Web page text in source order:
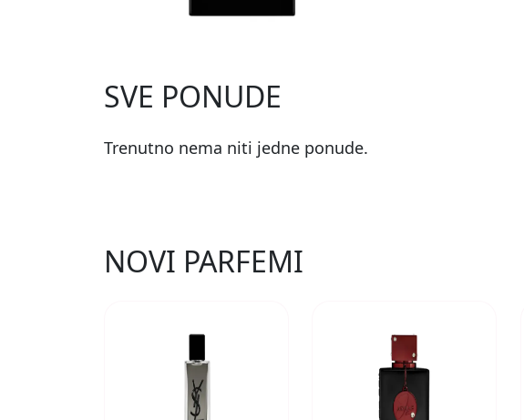
SVE PONUDE
Trenutno nema niti jedne ponude.
NOVI PARFEMI